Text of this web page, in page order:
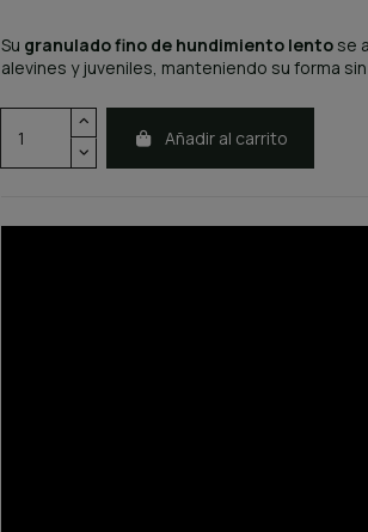
Su granulado fino de hundimiento lentose
alevines y juveniles, manteniendo su forma
Añadir al carrito